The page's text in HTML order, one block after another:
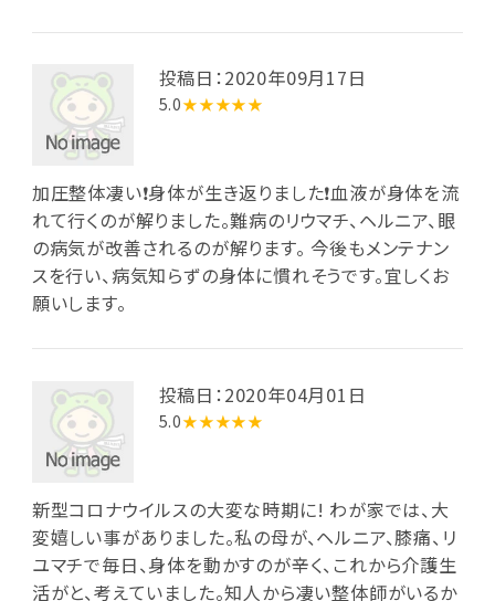
投稿日：2020年09月17日
5.0★★★★★
加圧整体凄い❗身体が生き返りました❗血液が身体を流
れて行くのが解りました。難病のリウマチ、ヘルニア、眼
の病気が改善されるのが解ります。 今後もメンテナン
スを行い、病気知らずの身体に慣れそうです。宜しくお
願いします。
投稿日：2020年04月01日
5.0★★★★★
新型コロナウイルスの大変な時期に! わが家では、大
変嬉しい事がありました。私の母が、ヘルニア、膝痛、リ
ユマチで毎日、身体を動かすのが辛く、これから介護生
活がと、考えていました。知人から凄い整体師がいるか